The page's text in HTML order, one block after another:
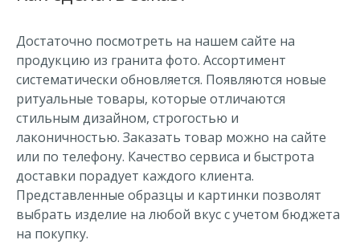
Достаточно посмотреть на нашем сайте на
продукцию из гранита фото. Ассортимент
систематически обновляется. Появляются новые
ритуальные товары, которые отличаются
стильным дизайном, строгостью и
лаконичностью. Заказать товар можно на сайте
или по телефону. Качество сервиса и быстрота
доставки порадует каждого клиента.
Представленные образцы и картинки позволят
выбрать изделие на любой вкус с учетом бюджета
на покупку.